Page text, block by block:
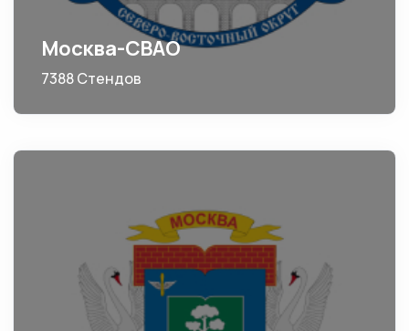
Москва-СВАО
7388 Стендов